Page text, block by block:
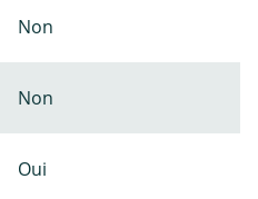
Non
Non
Oui